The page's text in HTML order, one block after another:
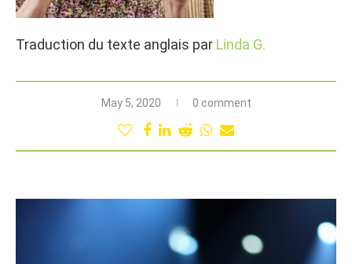
Traduction du texte anglais par Linda G.
May 5, 2020 0 comment